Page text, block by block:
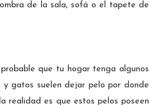
de la sala, sofá o el tapete de
que tu hogar tenga algunos
gatos suelen dejar pelo por donde
realidad es que estos pelos poseen